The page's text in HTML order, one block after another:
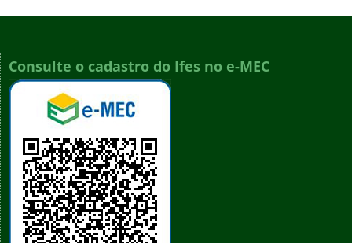
Consulte o cadastro do Ifes no e-MEC